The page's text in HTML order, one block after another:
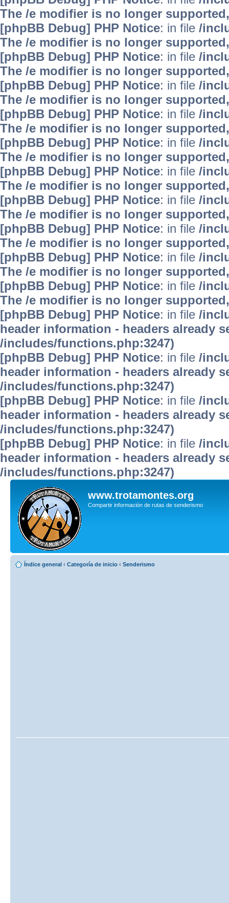
The /e modifier is no longer
[phpBB Debug] PHP Notice: in file /
The /e modifier is no longer
[phpBB Debug] PHP Notice: in file /
The /e modifier is no longer
[phpBB Debug] PHP Notice: in file /
The /e modifier is no longer
[phpBB Debug] PHP Notice: in file /
The /e modifier is no longer
[phpBB Debug] PHP Notice: in file /
The /e modifier is no longer
[phpBB Debug] PHP Notice: in file /
The /e modifier is no longer
[phpBB Debug] PHP Notice: in file /
The /e modifier is no longer
[phpBB Debug] PHP Notice: in file /
The /e modifier is no longer
[phpBB Debug] PHP Notice: in file /
The /e modifier is no longer
[phpBB Debug] PHP Notice: in file /
The /e modifier is no longer
[phpBB Debug] PHP Notice: in file /
header information - headers already
/includes/functions.php:3247)
[phpBB Debug] PHP Notice: in file /
header information - headers already
/includes/functions.php:3247)
[phpBB Debug] PHP Notice: in file /
header information - headers already
/includes/functions.php:3247)
[phpBB Debug] PHP Notice: in file /
header information - headers already
/includes/functions.php:3247)
www.trotamontes.org
Compartir información de rutas de senderismo
Índice general ‹ Categoría de inicio ‹ Senderismo